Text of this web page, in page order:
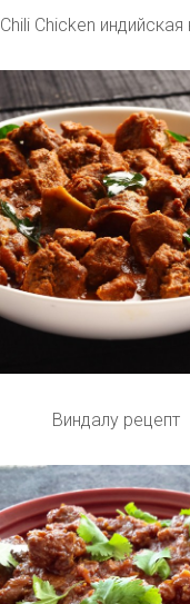
Chili Chicken индийская
Виндалу рецепт